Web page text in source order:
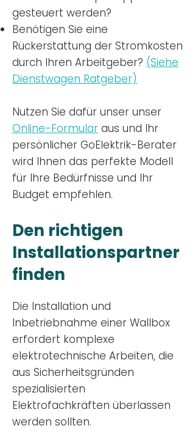
gesteuert werden?
Benötigen Sie eine
Rückerstattung der Stromkosten
durch Ihren Arbeitgeber? (Siehe
Dienstwagen Ratgeber)
Nutzen Sie dafür unser unser
Online-Formular aus und Ihr
persönlicher GoElektrik-Berater
wird Ihnen das perfekte Modell
für Ihre Bedürfnisse und Ihr
Budget empfehlen.
Den richtigen
Installationspartner
finden
Die Installation und
Inbetriebnahme einer Wallbox
erfordert komplexe
elektrotechnische Arbeiten, die
aus Sicherheitsgründen
spezialisierten
Elektrofachkräften überlassen
werden sollten.